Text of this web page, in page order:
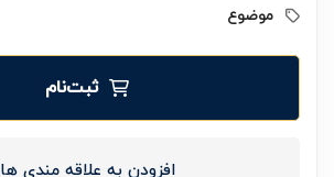
موضوع
ثبت‌نام
افزودن به علاقه مندی ها